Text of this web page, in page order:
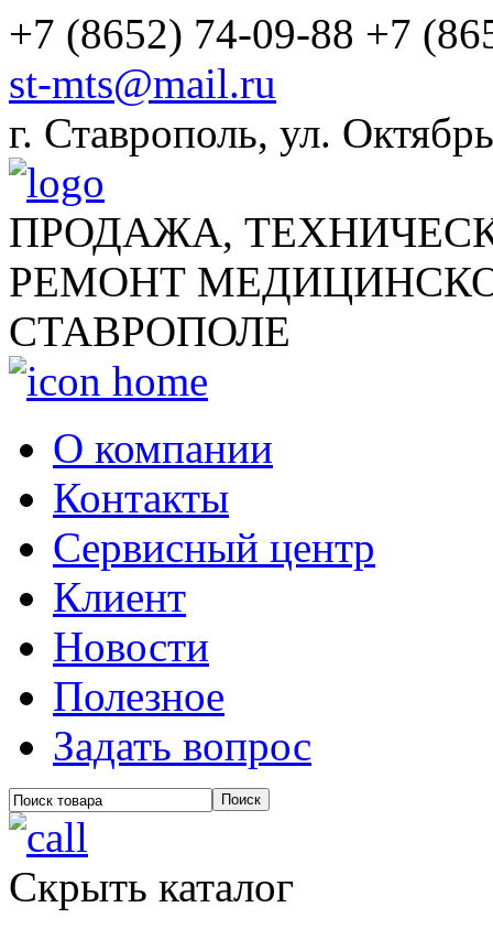
+7 (8652) 74-09-88 +7
st-mts@mail.ru
г. Ставрополь, ул.
ПРОДАЖА,
РЕМОНТ
СТАВРОПОЛЕ
О компании
Контакты
Сервисный центр
Клиент
Новости
Полезное
Задать вопрос
Скрыть каталог